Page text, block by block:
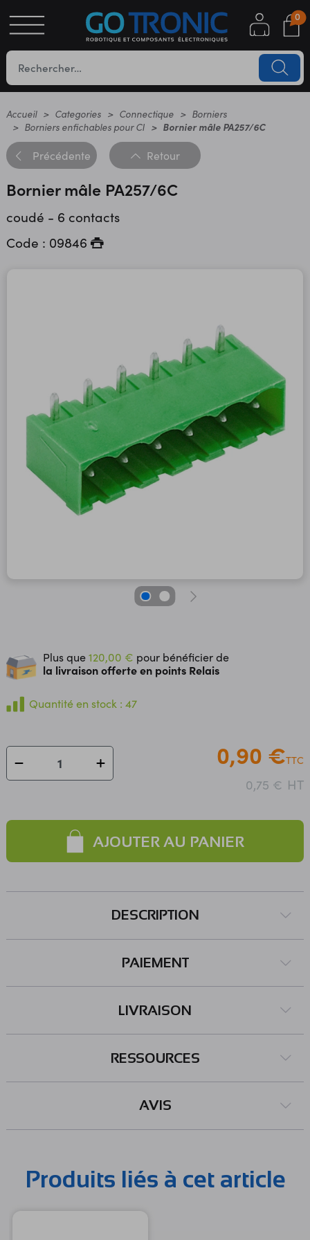
0
Accueil Categories Connectique
Borniers
Borniers enfichables pour CI
Bornier mâle PA257/6C
Précédente Retour
Bornier mâle PA257/6C
coudé - 6 contacts
Code : 09846
Plus que120,00 € pour bénéficier de
la livraison offerte en points Relais
Quantité en stock : 47
0,90 €TTC
0,75 € HT
AJOUTER AU PANIER
DESCRIPTION
PAIEMENT
LIVRAISON
RESSOURCES
AVIS
Produits liés à cet article